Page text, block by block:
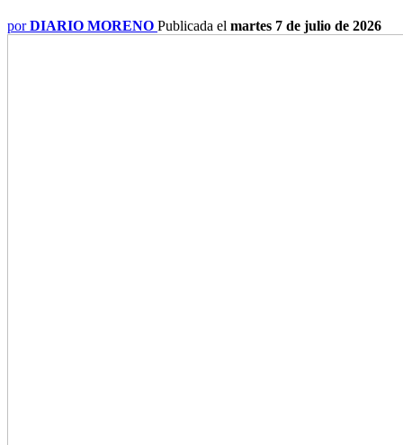
porDIARIO MORENO Publicada el martes 7 de julio de 2026